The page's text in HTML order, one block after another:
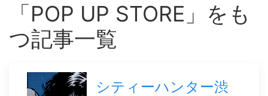
「POP UP STORE」をも
つ記事一覧
シティーハンター渋